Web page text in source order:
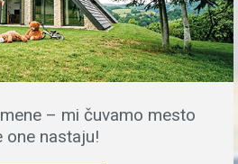
– mi čuvamo mesto
one nastaju!